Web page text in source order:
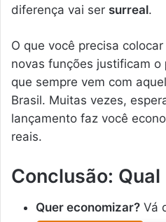
diferença vai ser surreal.
O que você precisa
novas funções justificam o
que sempre vem com
Brasil. Muitas vezes,
lançamento faz você
reais.
Conclusão:
Quer economizar? Vá